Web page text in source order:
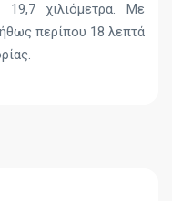
χιλιόμετρα. Με
περίπου 18 λεπτά